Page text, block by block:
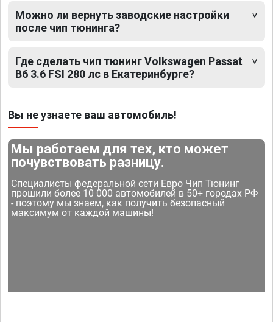
Можно ли вернуть заводские настройки
после чип тюнинга?
Где сделать чип тюнинг Volkswagen Passat
B6 3.6 FSI 280 лс в Екатеринбурге?
Вы не узнаете ваш автомобиль!
Мы работаем для тех, кто может
почувствовать разницу.
Специалисты федеральной сети Евро Чип Тюнинг
прошили более 10 000 автомобилей в 50+ городах РФ
- поэтому мы знаем, как получить безопасный
максимум от каждой машины!